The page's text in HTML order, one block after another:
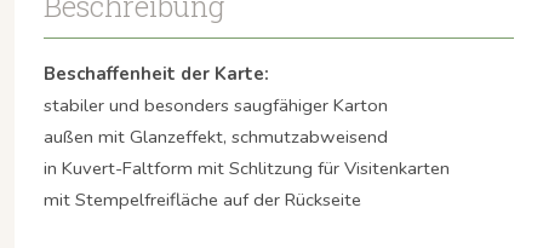
Beschaffenheit der Karte:
stabiler und besonders saugfähiger Karton
außen mit Glanzeffekt, schmutzabweisend
in Kuvert-Faltform mit Schlitzung für Visitenkarten
mit Stempelfreifläche auf der Rückseite